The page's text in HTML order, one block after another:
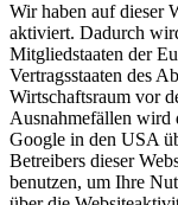
Wir haben auf dieser
aktiviert. Dadurch
Mitgliedstaaten der
Vertragsstaaten des
Wirtschaftsraum vor
Ausnahmefällen wird
Google in den USA
Betreibers dieser
benutzen, um Ihre